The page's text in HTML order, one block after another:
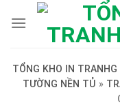
TỔNG KHO IN
TƯỜNG NỀN TỦ »